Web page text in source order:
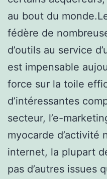
au bout du
fédère de
d’outils au service
est impensable
force sur la toile
d’intéressantes
secteur, l’e-
myocarde d’activité
internet, la plupart
pas d’autres issues